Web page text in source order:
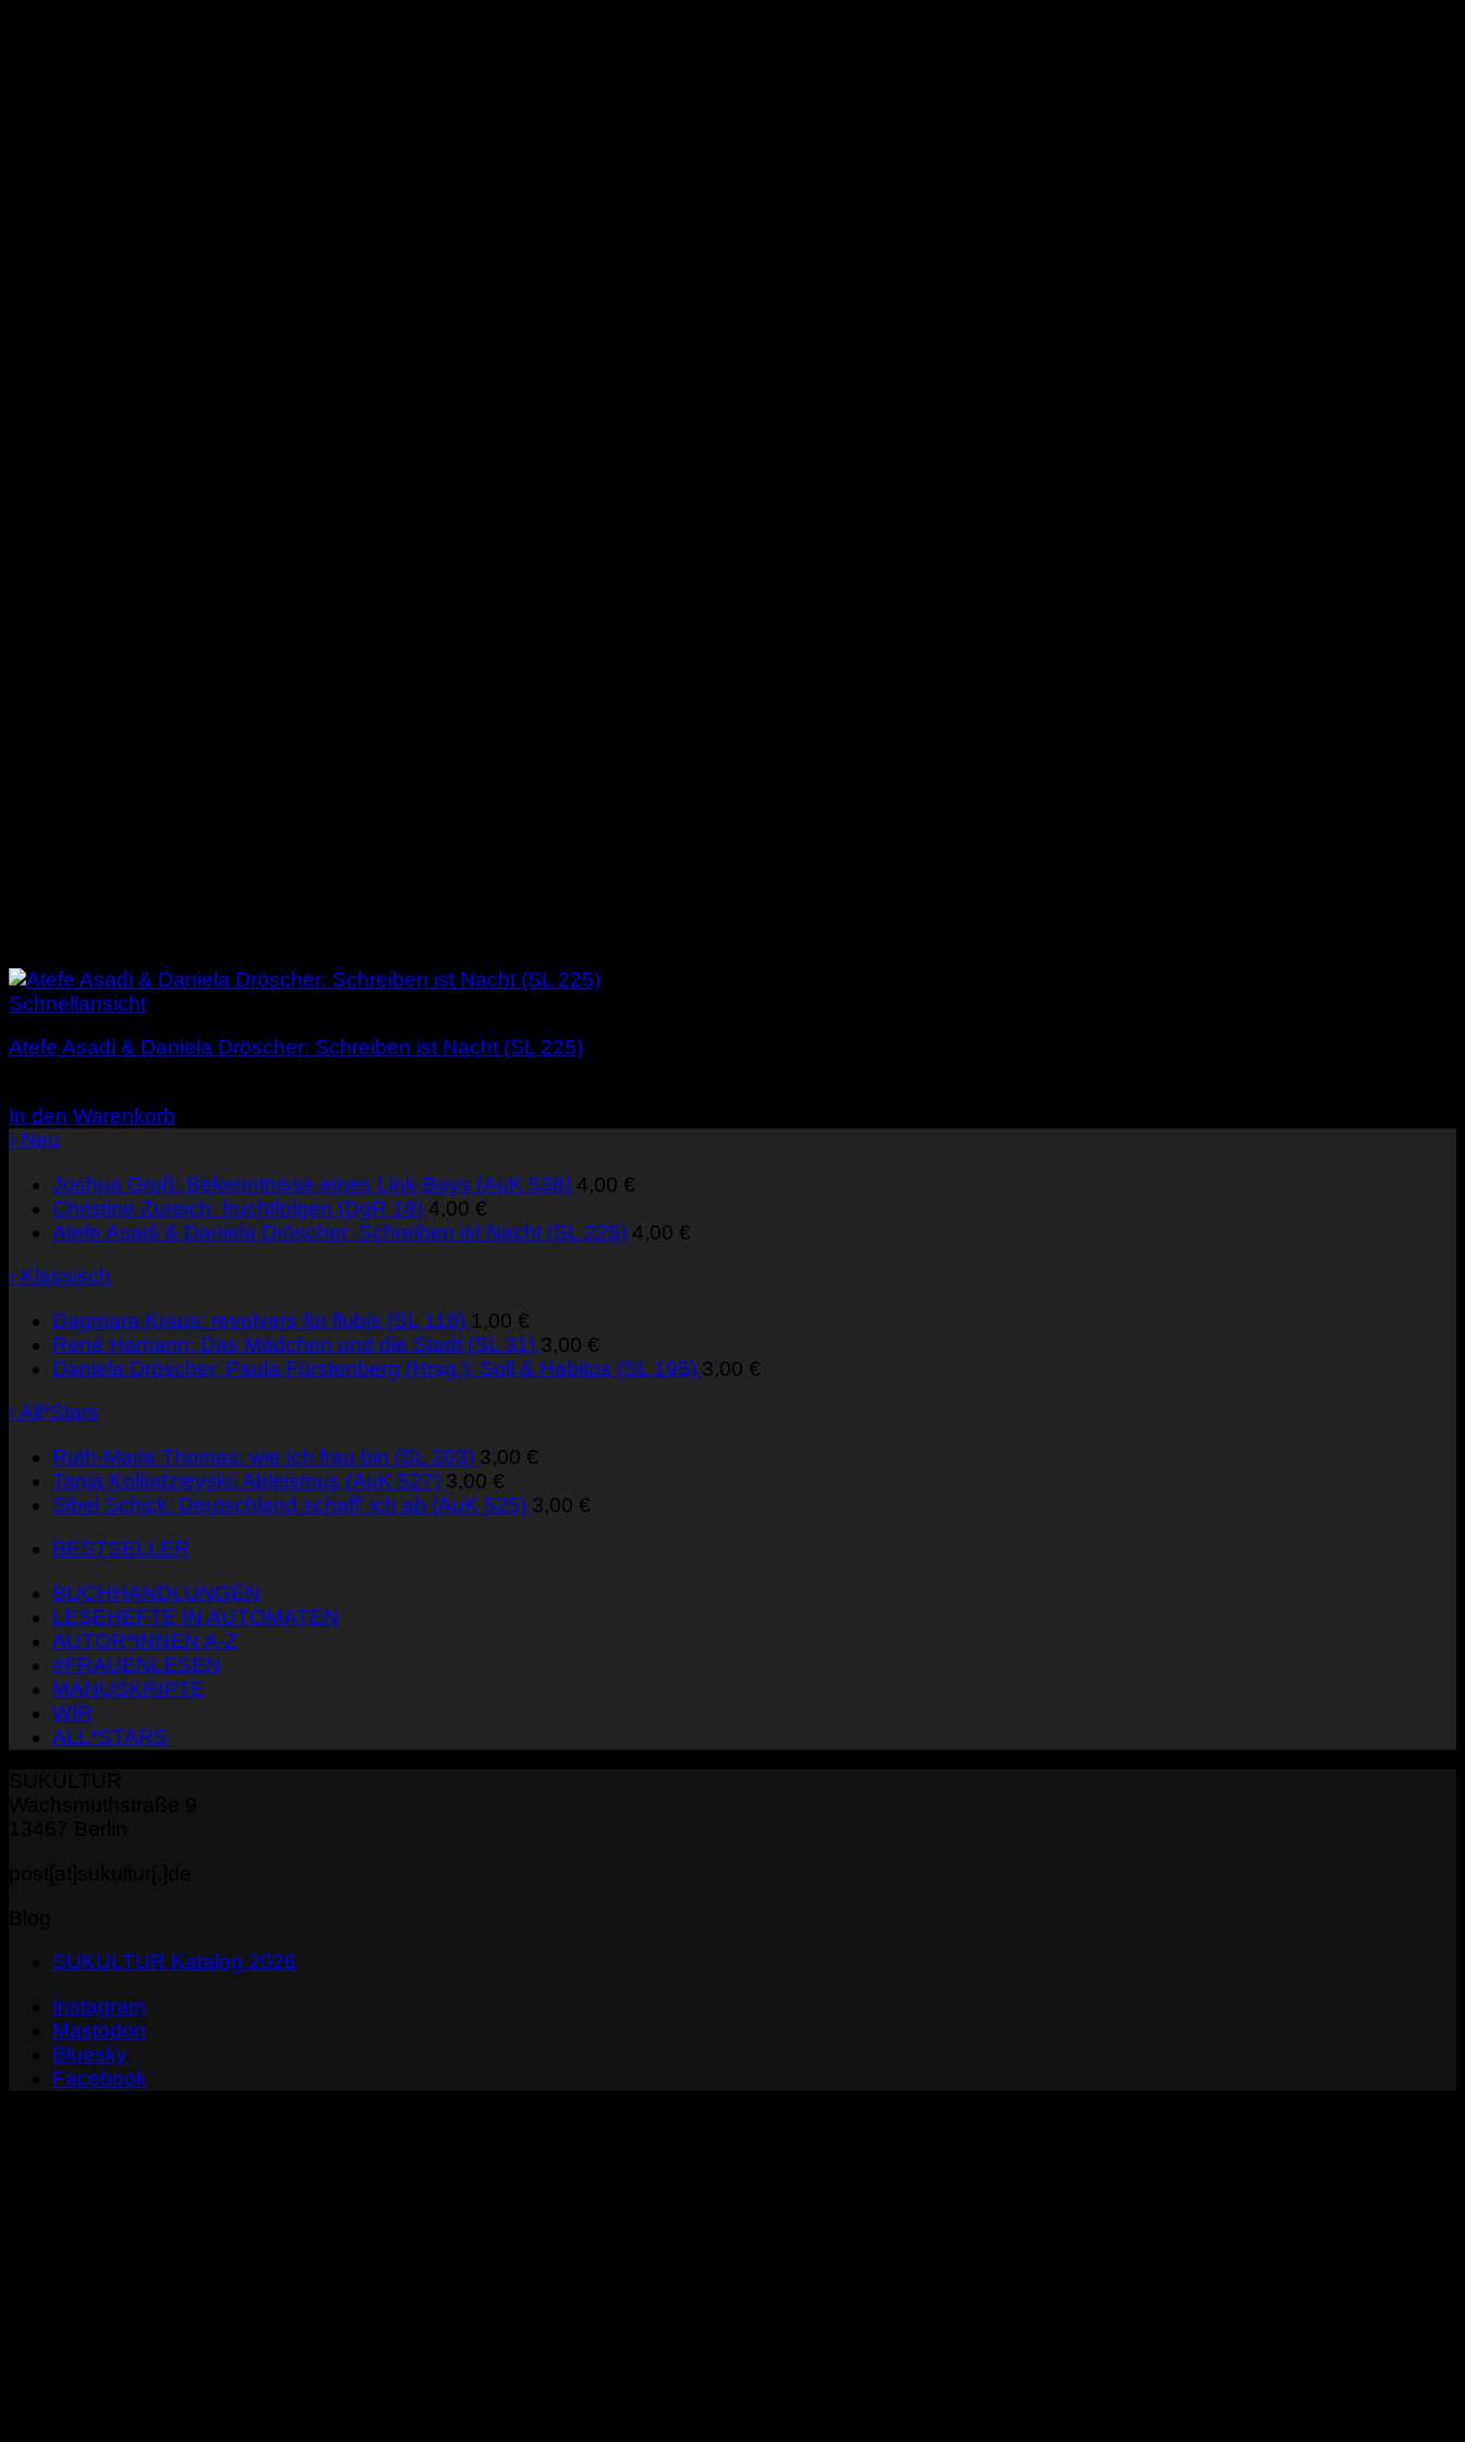
Schnellansicht
Atefe Asadi & Daniela Dröscher: Schreiben ist Nacht (SL 225)
In den Warenkorb
› Neu
Joshua Groß: Bekenntnisse eines Link-Boys (AuK 538) 4,00 €
Christine Zureich: fruchtfolgen (DgR 18) 4,00 €
Atefe Asadi & Daniela Dröscher: Schreiben ist Nacht (SL 225) 4,00 €
› Klassisch
Dagmara Kraus: revolvers für flubis (SL 118) 1,00 €
René Hamann: Das Mädchen und die Stadt (SL 31) 3,00 €
Daniela Dröscher, Paula Fürstenberg (Hrsg.): Soll & Habitus (SL 195) 3,00 €
› All*Stars
Ruth-Maria Thomas: wie ich frau bin (SL 203) 3,00 €
Tanja Kollodzieyski: Ableismus (AuK 527) 3,00 €
Sibel Schick: Deutschland schaff' ich ab (AuK 525) 3,00 €
BESTSELLER
BUCHHANDLUNGEN
LESEHEFTE IN AUTOMATEN
AUTOR*INNEN A-Z
#FRAUENLESEN
MANUSKRIPTE
WIR
ALL*STARS
SUKULTUR Katalog 2026
Instagram
Mastodon
Bluesky
Facebook